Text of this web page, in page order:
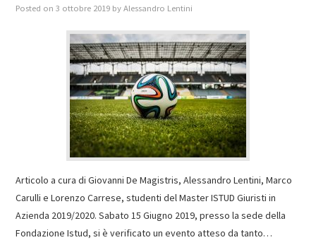
Posted on3 ottobre 2019 byAlessandro Lentini
Articolo a cura di Giovanni De Magistris, Alessandro Lentini, Marco
Carulli e Lorenzo Carrese, studenti del Master ISTUD Giuristi in
Azienda 2019/2020. Sabato 15 Giugno 2019, presso la sede della
Fondazione Istud, si è verificato un evento atteso da tanto…